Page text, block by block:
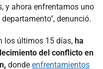
y ahora enfrentamos uno
denunció.
los últimos 15 días, ha
del conflicto en
donde enfrentamientos